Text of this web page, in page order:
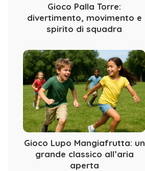
Gioco Palla Torre:
divertimento, movimento e
spirito di squadra
Gioco Lupo Mangiafrutta: un
grande classico all’aria
aperta